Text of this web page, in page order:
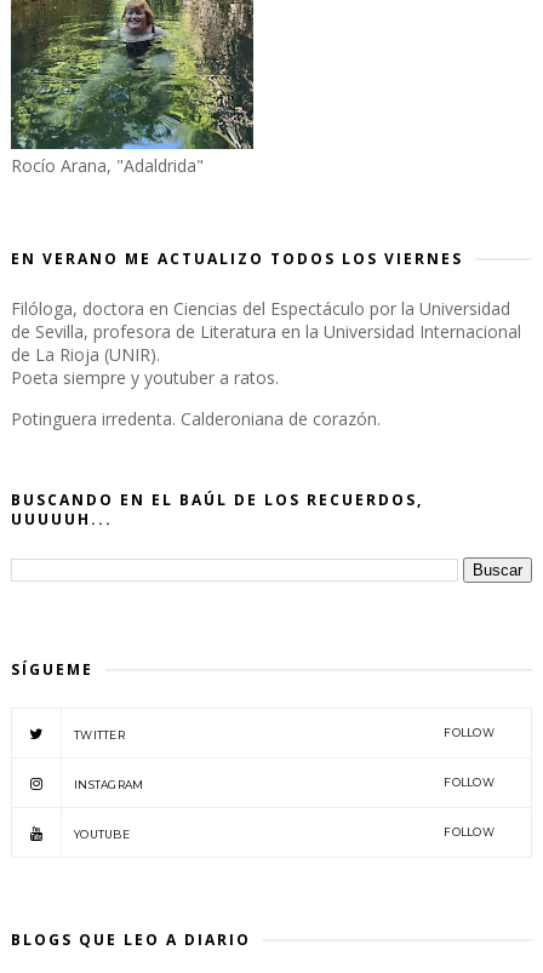
Rocío Arana, "Adaldrida"
EN VERANO ME ACTUALIZO TODOS LOS VIERNES
Filóloga, doctora en Ciencias del Espectáculo por la Universidad
de Sevilla, profesora de Literatura en la Universidad Internacional
de La Rioja (UNIR).
Poeta siempre y youtuber a ratos.
Potinguera irredenta. Calderoniana de corazón.
BUSCANDO EN EL BAÚL DE LOS RECUERDOS,
UUUUUH...
SÍGUEME
TWITTER FOLLOW
INSTAGRAM FOLLOW
YOUTUBE FOLLOW
BLOGS QUE LEO A DIARIO